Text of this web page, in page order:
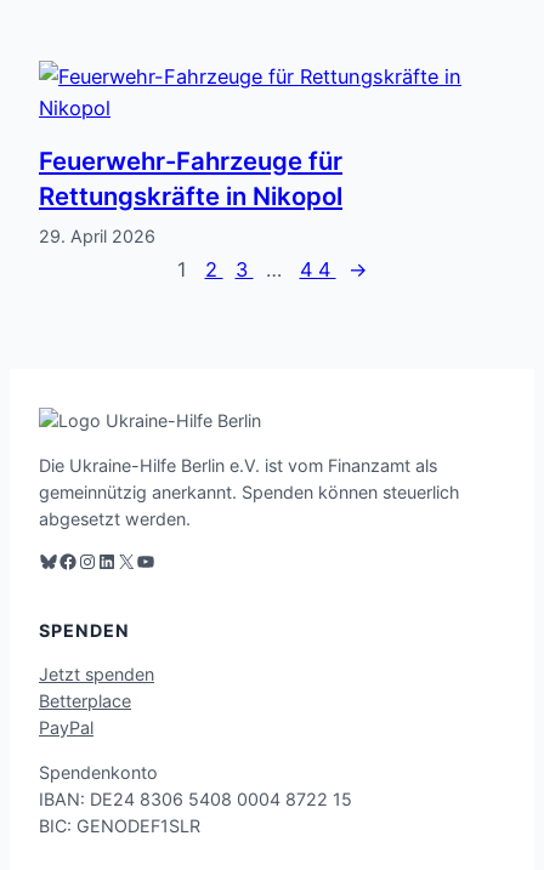
Feuerwehr-Fahrzeuge für
Rettungskräfte in Nikopol
29. April 2026
1 2 3 … 44 →
Die Ukraine-Hilfe Berlin e.V. ist vom Finanzamt als
gemeinnützig anerkannt. Spenden können steuerlich
abgesetzt werden.
Blauer Himmel Facebook Instagram LinkedIn X YouTube
SPENDEN
Jetzt spenden
Betterplace
PayPal
Spendenkonto
IBAN: DE24 8306 5408 0004 8722 15
BIC: GENODEF1SLR